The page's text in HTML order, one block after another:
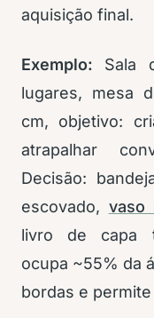
aquisição final.
Exemplo: Sala
lugares, mesa
cm, objetivo:
atrapalhar
Decisão:
escovado, vaso
livro de capa
ocupa ~55% da
bordas e